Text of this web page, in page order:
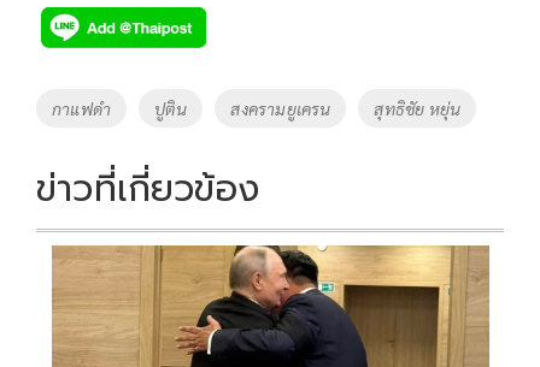
e
b
o
k
tt
er
p
y
Li
k
Tags
กาแฟดำ ปูติน สงครามยูเครน สุทธิชัย หยุ่น
ข่าวที่เกี่ยวข้อง